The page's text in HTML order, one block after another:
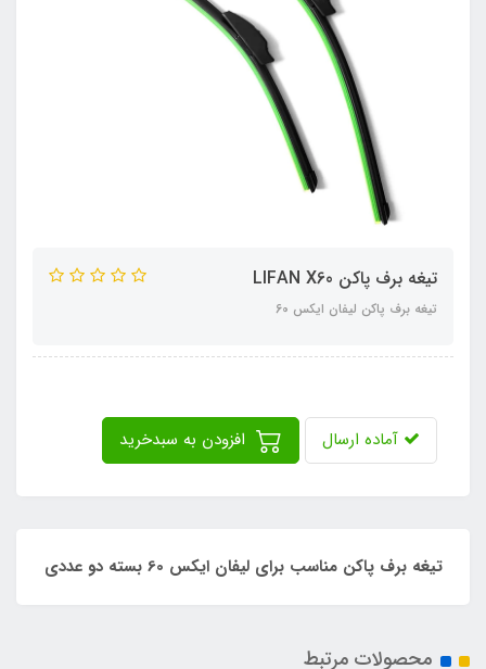
تیغه برف پاکن LIFAN X60
تیغه برف پاکن لیفان ایکس 60
آماده ارسال
تیغه برف پاکن مناسب برای لیفان ایکس 60 بسته دو عددی
محصولات مرتبط